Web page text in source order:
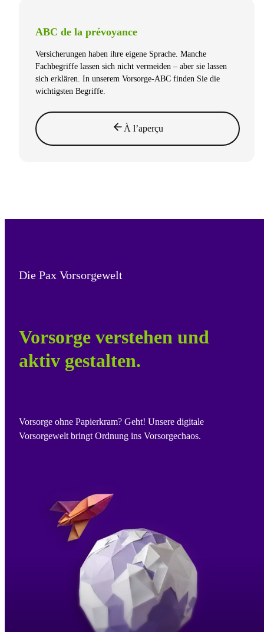
ABC de la prévoyance
Versicherungen haben ihre eigene Sprache. Manche
Fachbegriffe lassen sich nicht vermeiden – aber sie lassen
sich erklären. In unserem Vorsorge-ABC finden Sie die
wichtigsten Begriffe.
À l’aperçu
Die Pax Vorsorgewelt
Vorsorge verstehen und
aktiv gestalten.
Vorsorge ohne Papierkram? Geht! Unsere digitale
Vorsorgewelt bringt Ordnung ins Vorsorgechaos.